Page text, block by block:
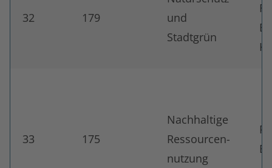
32 179
und
Stadtgrün
33 175
Nachhaltige
Ressourcen-
nutzung